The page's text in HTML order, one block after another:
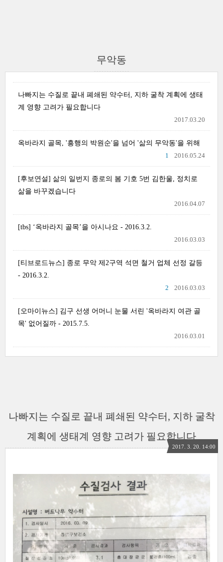
무악동
나빠지는 수질로 끝내 폐쇄된 약수터, 지하 굴착 계획에 생태
계 영향 고려가 필요합니다
2017.03.20
옥바라지 골목, '흥행의 박원순'을 넘어 '삶의 무악동'을 위해
2016.05.24
1
[후보연설] 삶의 일번지 종로의 봄 기호 5번 김한울, 정치로
삶을 바꾸겠습니다
2016.04.07
[tbs] ‘옥바라지 골목’을 아시나요 - 2016.3.2.
2016.03.03
[티브로드뉴스] 종로 무악 제2구역 석면 철거 업체 선정 갈등
- 2016.3.2.
2016.03.03
2
[오마이뉴스] 김구 선생 어머니 눈물 서린 '옥바라지 여관 골
목' 없어질까 - 2015.7.5.
2016.03.01
나빠지는 수질로 끝내 폐쇄된 약수터, 지하 굴착
계획에 생태계 영향 고려가 필요합니다
2017. 3. 20. 14:00